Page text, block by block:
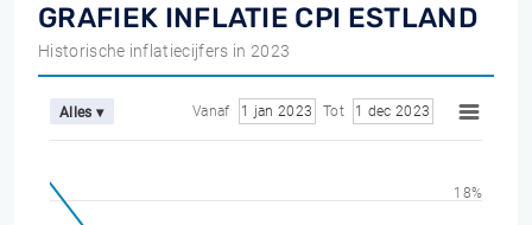
GRAFIEK INFLATIE CPI ESTLAND
Historische inflatiecijfers in 2023
Alles ▾ Vanaf 1 jan 2023 Tot 1 dec 2023
18%